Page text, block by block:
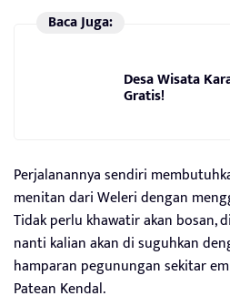
Baca Juga:
Desa Wisata
Gratis!
Perjalanannya sendiri
menitan dari Weleri dengan
Tidak perlu khawatir akan bosan,
nanti kalian akan di suguhkan
hamparan pegunungan sekitar
Patean Kendal.